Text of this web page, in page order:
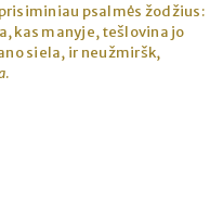
psalmės žodžius:
kas manyje, tešlovina jo
siela, ir neužmiršk,
.